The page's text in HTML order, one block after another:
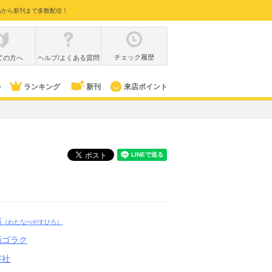
ら新刊まで多数配信！
の方へ ヘルプ/よくある質問 チェック履歴
ランキング 新刊 来店ポイント
（わたなべやすひろ）
ラク
社